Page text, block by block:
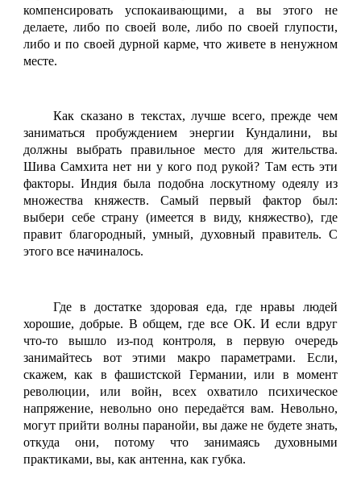
компенсировать успокаивающими, а вы этого не
делаете, либо по своей воле, либо по своей глупости,
либо и по своей дурной карме, что живете в ненужном
месте.
Как сказано в текстах, лучше всего, прежде чем
заниматься пробуждением энергии Кундалини, вы
должны выбрать правильное место для жительства.
Шива Самхита нет ни у кого под рукой? Там есть эти
факторы. Индия была подобна лоскутному одеялу из
множества княжеств. Самый первый фактор был:
выбери себе страну (имеется в виду, княжество), где
правит благородный, умный, духовный правитель. С
этого все начиналось.
Где в достатке здоровая еда, где нравы людей
хорошие, добрые. В общем, где все ОК. И если вдруг
что-то вышло из-под контроля, в первую очередь
занимайтесь вот этими макро параметрами. Если,
скажем, как в фашистской Германии, или в момент
революции, или войн, всех охватило психическое
напряжение, невольно оно передаётся вам. Невольно,
могут прийти волны паранойи, вы даже не будете знать,
откуда они, потому что занимаясь духовными
практиками, вы, как антенна, как губка.